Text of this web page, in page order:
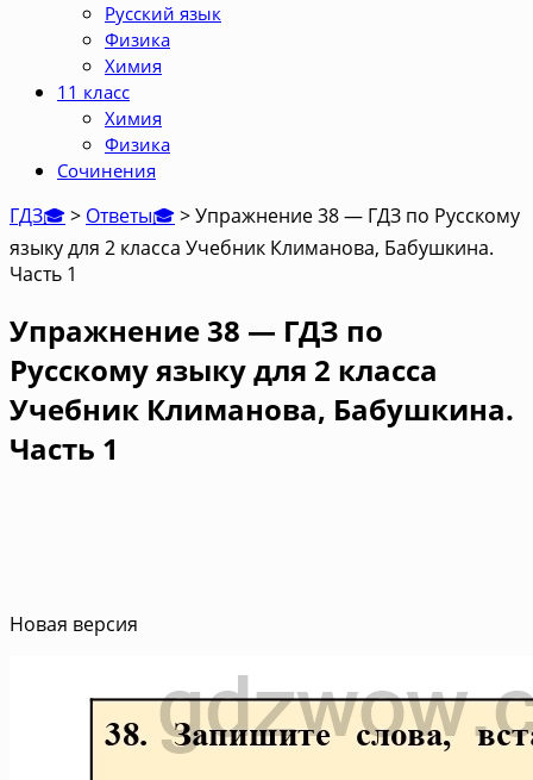
Русский язык
Физика
Химия
11 класс
Химия
Физика
Сочинения
ГДЗ🎓> Ответы🎓>Упражнение 38 — ГДЗ по Русскому
языку для 2 класса Учебник Климанова, Бабушкина.
Часть 1
Упражнение 38 — ГДЗ по
Русскому языку для 2 класса
Учебник Климанова, Бабушкина.
Часть 1
Новая версия